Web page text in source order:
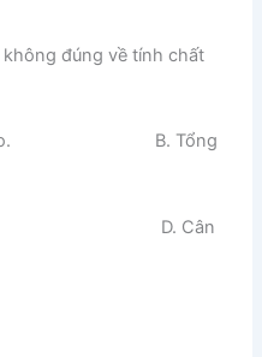
đúng về tính chất
năm cao. B. Tổng
thấp. D. Cân